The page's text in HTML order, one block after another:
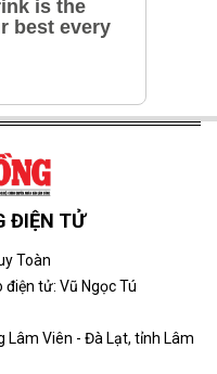
ĐIỆN TỬ
Toàn
tử: Vũ Ngọc Tú
Lâm Viên - Đà Lạt, tỉnh Lâm